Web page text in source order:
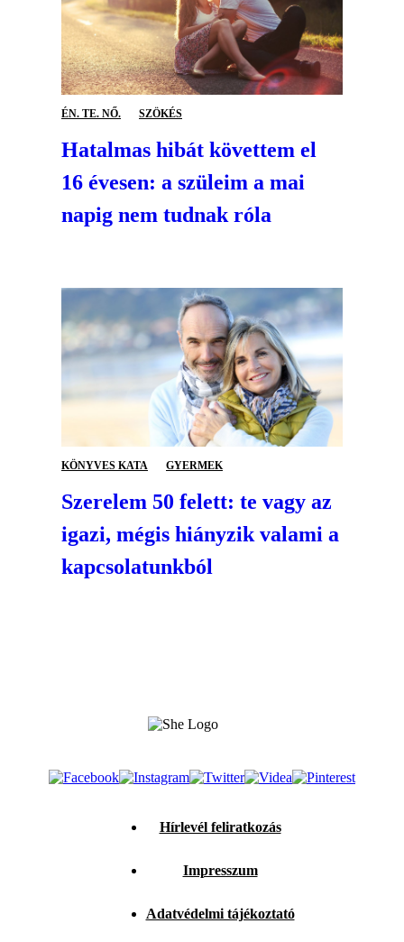
ÉN. TE. NŐ. SZÖKÉS
Hatalmas hibát követtem el
16 évesen: a szüleim a mai
napig nem tudnak róla
KÖNYVES KATA GYERMEK
Szerelem 50 felett: te vagy az
igazi, mégis hiányzik valami a
kapcsolatunkból
Hírlevél feliratkozás
Impresszum
Adatvédelmi tájékoztató